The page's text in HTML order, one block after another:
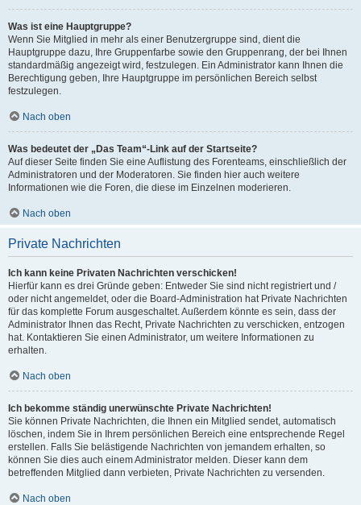
Was ist eine Hauptgruppe?
Wenn Sie Mitglied in mehr als einer Benutzergruppe sind, dient die
Hauptgruppe dazu, Ihre Gruppenfarbe sowie den Gruppenrang, der bei Ihnen
standardmäßig angezeigt wird, festzulegen. Ein Administrator kann Ihnen die
Berechtigung geben, Ihre Hauptgruppe im persönlichen Bereich selbst
festzulegen.
Nach oben
Was bedeutet der „Das Team“-Link auf der Startseite?
Auf dieser Seite finden Sie eine Auflistung des Forenteams, einschließlich der
Administratoren und der Moderatoren. Sie finden hier auch weitere
Informationen wie die Foren, die diese im Einzelnen moderieren.
Nach oben
Private Nachrichten
Ich kann keine Privaten Nachrichten verschicken!
Hierfür kann es drei Gründe geben: Entweder Sie sind nicht registriert und /
oder nicht angemeldet, oder die Board-Administration hat Private Nachrichten
für das komplette Forum ausgeschaltet. Außerdem könnte es sein, dass der
Administrator Ihnen das Recht, Private Nachrichten zu verschicken, entzogen
hat. Kontaktieren Sie einen Administrator, um weitere Informationen zu
erhalten.
Nach oben
Ich bekomme ständig unerwünschte Private Nachrichten!
Sie können Private Nachrichten, die Ihnen ein Mitglied sendet, automatisch
löschen, indem Sie in Ihrem persönlichen Bereich eine entsprechende Regel
erstellen. Falls Sie belästigende Nachrichten von jemandem erhalten, so
können Sie dies auch einem Administrator melden. Dieser kann dem
betreffenden Mitglied dann verbieten, Private Nachrichten zu versenden.
Nach oben